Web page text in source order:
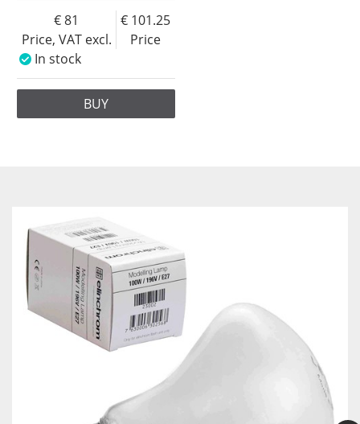
Price, VAT excl.
81
Price
101.25
In stock
BUY